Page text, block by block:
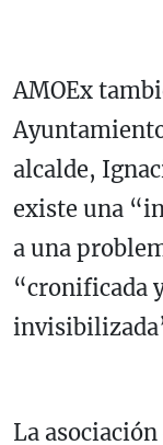
AMOEx
alcalde,
existe una
a una
“cronificada
La